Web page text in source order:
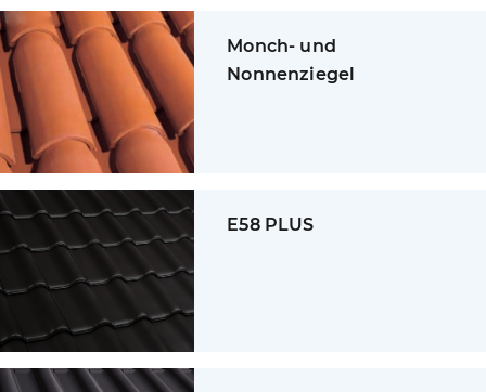
Monch- und
Nonnenziegel
E58 PLUS